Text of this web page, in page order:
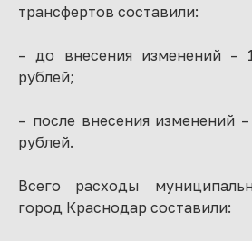
трансфертов составили:
– до внесения изменений –
рублей;
– после внесения изменений
рублей.
Всего расходы
город Краснодар составили: